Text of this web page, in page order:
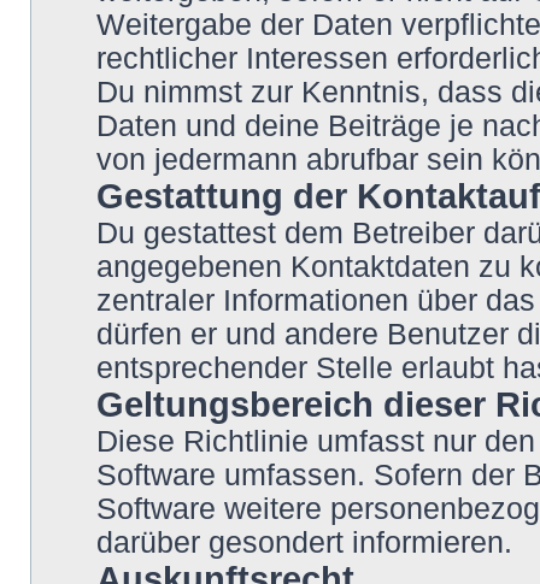
Weitergabe der Daten
rechtlicher Interessen
Du nimmst zur Kenntnis, dass
Daten und deine Beiträge je
von jedermann abrufbar sein
Gestattung der
Du gestattest dem Betreiber
angegebenen Kontaktdaten zu
zentraler Informationen über
dürfen er und andere Benutzer
entsprechender Stelle erlaubt
Geltungsbereich dieser
Diese Richtlinie umfasst nur
Software umfassen. Sofern der
Software weitere
darüber gesondert informieren.